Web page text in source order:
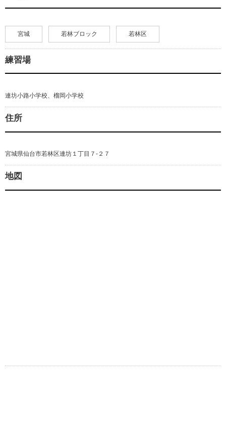
宮城 若林ブロック 若林区
練習場
連坊小路小学校、榴岡小学校
住所
宮城県仙台市若林区連坊１丁目７-２７
地図